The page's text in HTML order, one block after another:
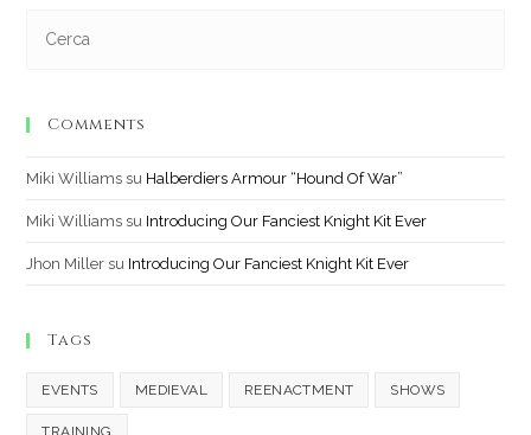
Comments
Miki Williams su Halberdiers Armour “Hound Of War”
Miki Williams su Introducing Our Fanciest Knight Kit Ever
Jhon Miller su Introducing Our Fanciest Knight Kit Ever
Tags
EVENTS MEDIEVAL REENACTMENT SHOWS
TRAINING